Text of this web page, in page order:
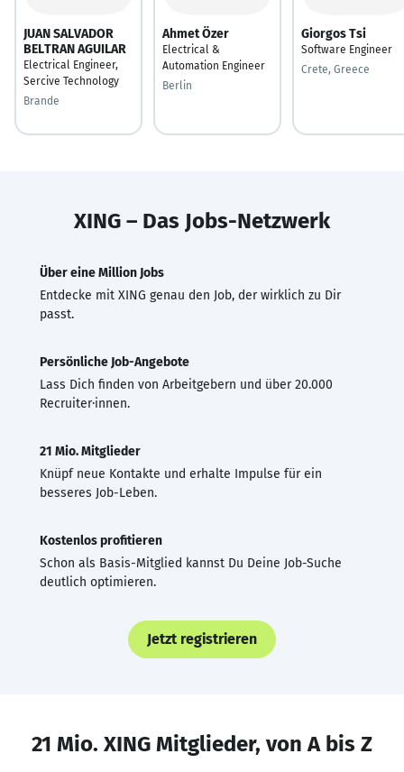
JUAN SALVADOR
BELTRAN AGUILAR
Electrical Engineer,
Sercive Technology
Brande
Ahmet Özer
Electrical &
Automation Engineer
Berlin
Giorgos Tsi
Software Engineer
Crete, Greece
XING – Das Jobs-Netzwerk
Über eine Million Jobs
Entdecke mit XING genau den Job, der wirklich zu Dir
passt.
Persönliche Job-Angebote
Lass Dich finden von Arbeitgebern und über 20.000
Recruiter·innen.
21 Mio. Mitglieder
Knüpf neue Kontakte und erhalte Impulse für ein
besseres Job-Leben.
Kostenlos profitieren
Schon als Basis-Mitglied kannst Du Deine Job-Suche
deutlich optimieren.
Jetzt registrieren
21 Mio. XING Mitglieder, von A bis Z